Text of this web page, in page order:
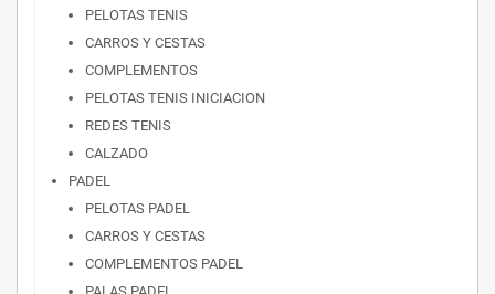
PELOTAS TENIS
CARROS Y CESTAS
COMPLEMENTOS
PELOTAS TENIS INICIACION
REDES TENIS
CALZADO
PADEL
PELOTAS PADEL
CARROS Y CESTAS
COMPLEMENTOS PADEL